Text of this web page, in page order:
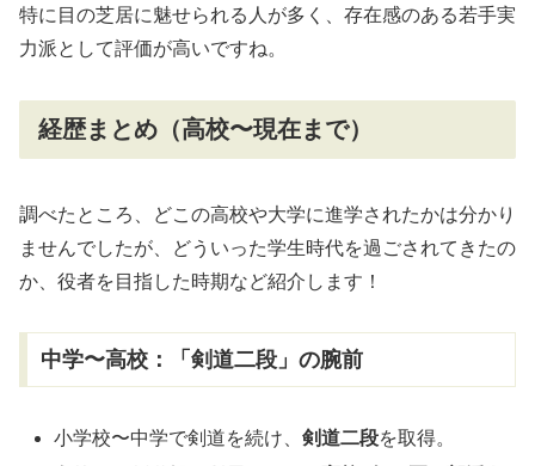
特に目の芝居に魅せられる人が多く、存在感のある若手実
力派として評価が高いですね。
経歴まとめ（高校〜現在まで）
調べたところ、どこの高校や大学に進学されたかは分かり
ませんでしたが、どういった学生時代を過ごされてきたの
か、役者を目指した時期など紹介します！
中学〜高校：「剣道二段」の腕前
小学校〜中学で剣道を続け、剣道二段を取得。